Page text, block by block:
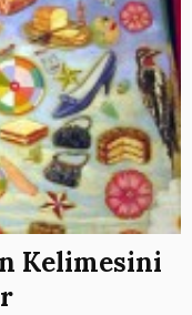
Kelimesini